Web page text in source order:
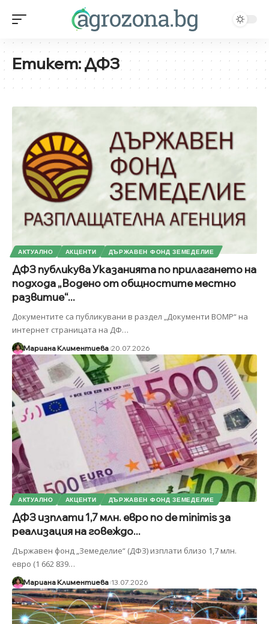
Етикет:ДФЗ
АКТУАЛНО АКЦЕНТИ ДЪРЖАВЕН ФОНД ЗЕМЕДЕЛИЕ
ДФЗ публикува Указанията по прилагането на
подхода „Водено от общностите местно
развитие“...
Документите са публикувани в раздел „Документи ВОМР“ на
интернет страницата на ДФ…
Мариана Климентиева 20.07.2026
АКТУАЛНО АКЦЕНТИ ДЪРЖАВЕН ФОНД ЗЕМЕДЕЛИЕ
ДФЗ изплати 1,7 млн. евро по de minimis за
реализация на говеждо...
Държавен фонд „Земеделие“ (ДФЗ) изплати близо 1,7 млн.
евро (1 662 839…
Мариана Климентиева 13.07.2026